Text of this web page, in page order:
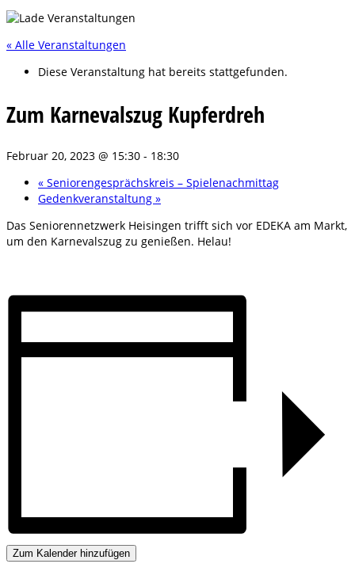
« Alle Veranstaltungen
Diese Veranstaltung hat bereits stattgefunden.
Zum Karnevalszug Kupferdreh
Februar 20, 2023 @ 15:30 - 18:30
« Seniorengesprächskreis – Spielenachmittag
Gedenkveranstaltung »
Das Seniorennetzwerk Heisingen trifft sich vor EDEKA am Markt,
um den Karnevalszug zu genießen. Helau!
Zum Kalender hinzufügen